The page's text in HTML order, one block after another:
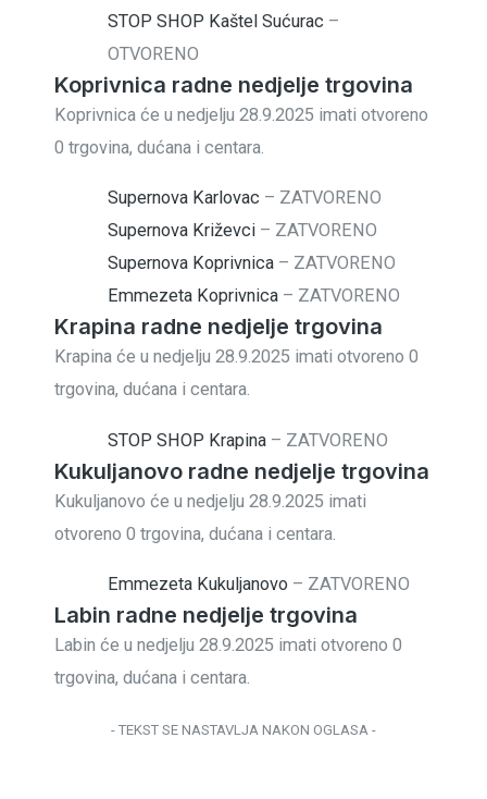
STOP SHOP Kaštel Sućurac –
OTVORENO
Koprivnica radne nedjelje trgovina
Koprivnica će u nedjelju 28.9.2025 imati otvoreno
0 trgovina, dućana i centara.
Supernova Karlovac – ZATVORENO
Supernova Križevci – ZATVORENO
Supernova Koprivnica – ZATVORENO
Emmezeta Koprivnica – ZATVORENO
Krapina radne nedjelje trgovina
Krapina će u nedjelju 28.9.2025 imati otvoreno 0
trgovina, dućana i centara.
STOP SHOP Krapina – ZATVORENO
Kukuljanovo radne nedjelje trgovina
Kukuljanovo će u nedjelju 28.9.2025 imati
otvoreno 0 trgovina, dućana i centara.
Emmezeta Kukuljanovo – ZATVORENO
Labin radne nedjelje trgovina
Labin će u nedjelju 28.9.2025 imati otvoreno 0
trgovina, dućana i centara.
- TEKST SE NASTAVLJA NAKON OGLASA -